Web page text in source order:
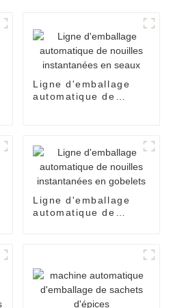
Ligne d'emballage
automatique de
Ligne d'emballage
automatique de